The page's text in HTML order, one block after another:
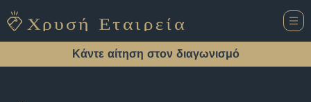
Κάντε αίτηση στον διαγωνισμό